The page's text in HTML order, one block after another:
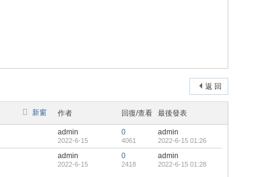
返 回
新窗 作者 回復/查看 最後發表
admin
2022-6-15
0
4061
admin
2022-6-15 01:26
admin
2022-6-15
0
2418
admin
2022-6-15 01:28